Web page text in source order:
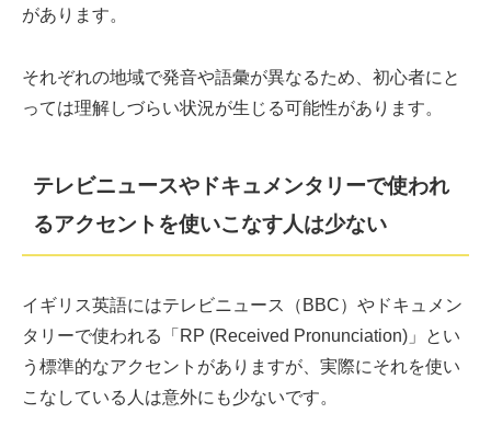
があります。
それぞれの地域で発音や語彙が異なるため、初心者にと
っては理解しづらい状況が生じる可能性があります。
テレビニュースやドキュメンタリーで使われ
るアクセントを使いこなす人は少ない
イギリス英語にはテレビニュース（BBC）やドキュメン
タリーで使われる「RP (Received Pronunciation)」とい
う標準的なアクセントがありますが、実際にそれを使い
こなしている人は意外にも少ないです。